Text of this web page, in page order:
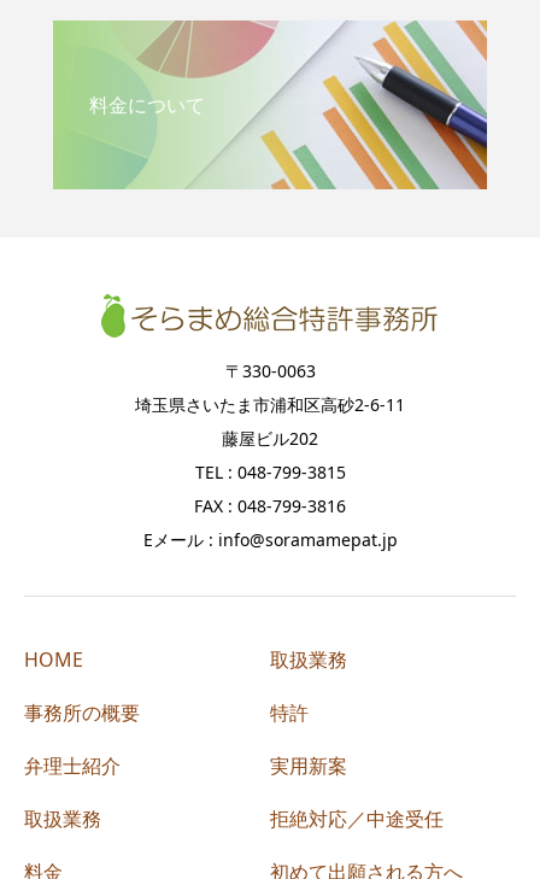
料金について
〒330-0063
埼玉県さいたま市浦和区高砂2-6-11
藤屋ビル202
TEL : 048-799-3815
FAX : 048-799-3816
Eメール : info@soramamepat.jp
HOME
事務所の概要
弁理士紹介
取扱業務
料金
取扱業務
特許
実用新案
拒絶対応／中途受任
初めて出願される方へ